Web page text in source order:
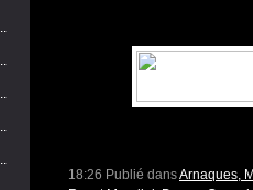
18:26 Publié dansArnaques,